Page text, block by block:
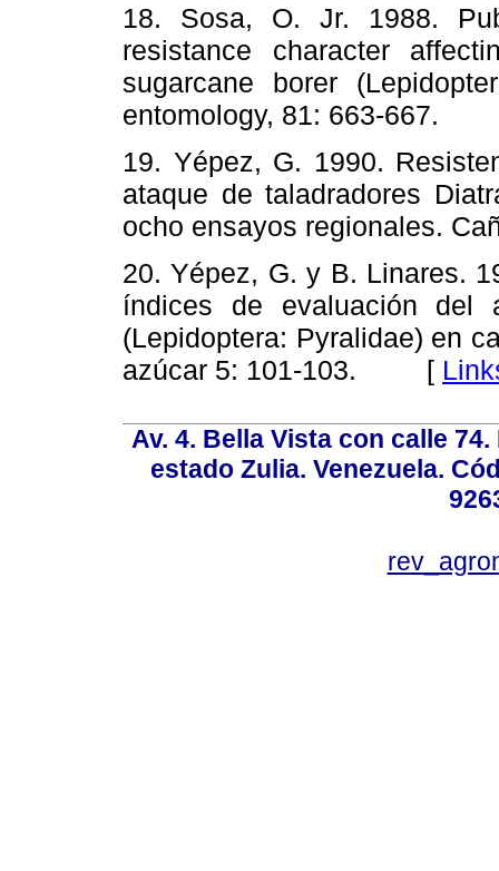
18. Sosa, O. Jr. 1988.
resistance character
sugarcane borer
entomology, 81: 663-
19. Yépez, G. 1990.
ataque de taladradores
ocho ensayos regionales.
20. Yépez, G. y B. Linares.
índices de evaluación del
(Lepidoptera: Pyralidae) en
azúcar 5: 101-103. [
Av. 4. Bella Vista con calle
estado Zulia. Venezuela.